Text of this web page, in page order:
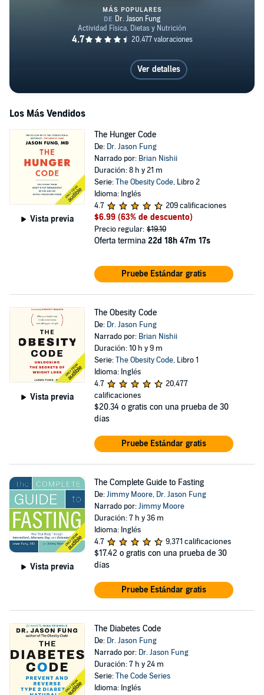
The Obesity Code
MÁS POPULARES
Ver detalles
Los Más Vendidos
Vista previa
The Hunger Code
De: Dr. Jason Fung
Narrado por: Brian Nishii
Duración: 8 h y 21 m
Serie:The Obesity Code, Libro 2
Idioma: Inglés
4.7
209 calificaciones
$6.99 (63% de descuento)
Precio regular: $19.10
Oferta termina 22d 18h 47m 16s
Pruebe Estándar gratis
Vista previa
The Obesity Code
De: Dr. Jason Fung
Narrado por: Brian Nishii
Duración: 10 h y 9 m
Serie:The Obesity Code, Libro 1
Idioma: Inglés
4.7
20,477
calificaciones
$20.34 o gratis con una prueba de 30
días
Pruebe Estándar gratis
Vista previa
The Complete Guide to Fasting
De:Jimmy Moore, Dr. Jason Fung
Narrado por:Jimmy Moore
Duración: 7 h y 36 m
Idioma: Inglés
4.7
9,371 calificaciones
$17.42 o gratis con una prueba de 30
días
Pruebe Estándar gratis
The Diabetes Code
De: Dr. Jason Fung
Narrado por: Dr. Jason Fung
Duración: 7 h y 24 m
Serie:The Code Series
Idioma: Inglés